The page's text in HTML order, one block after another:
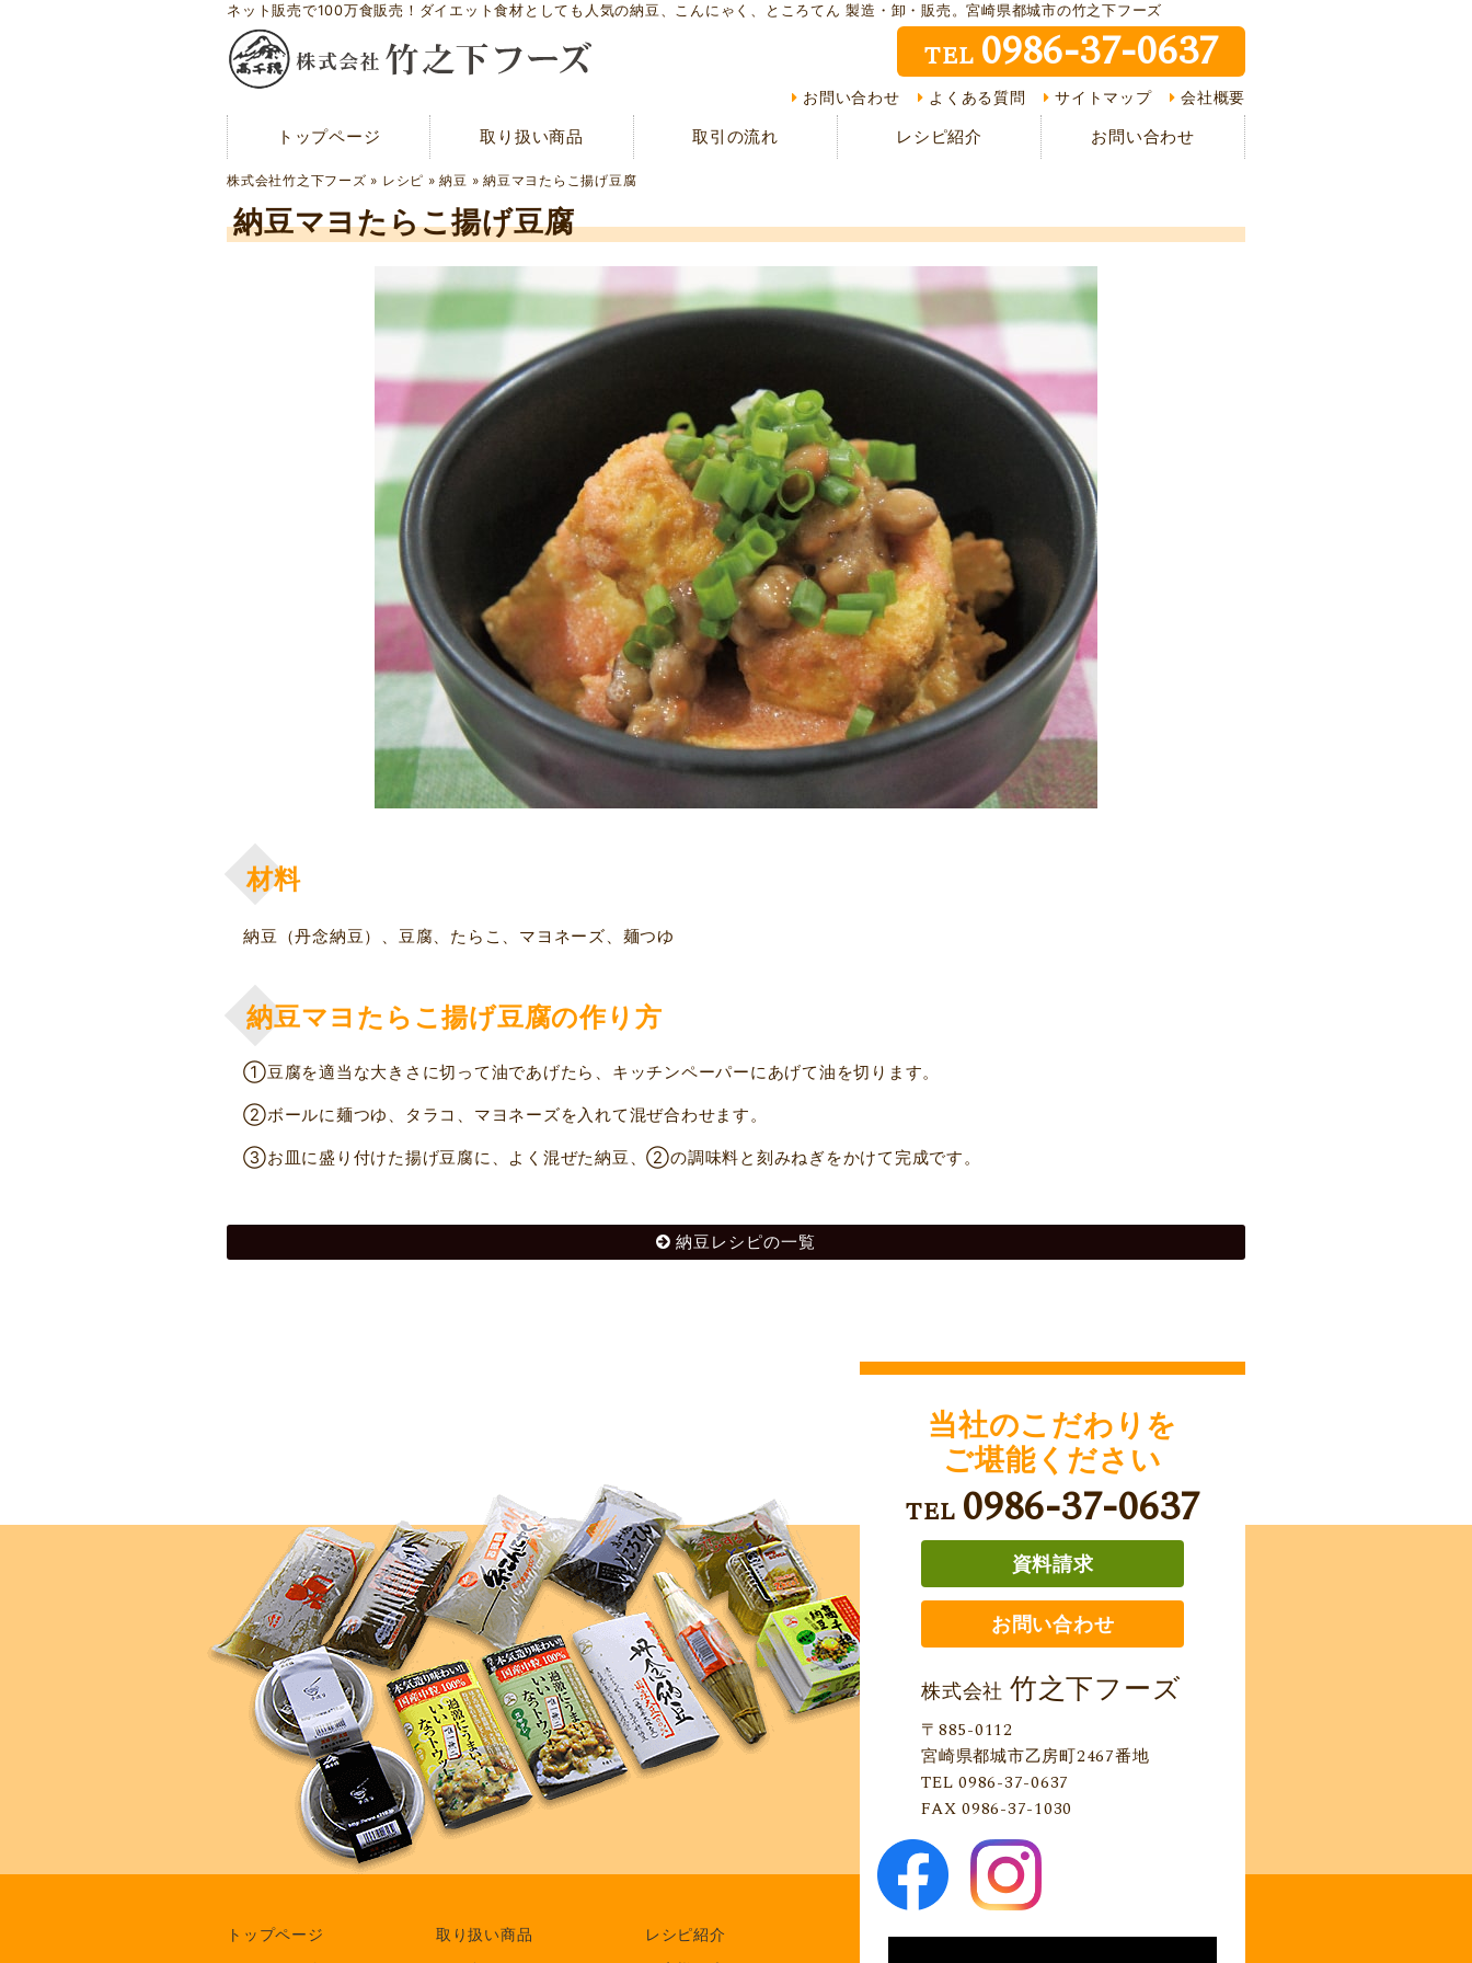
ネット販売で100万食販売！ダイエット食材としても人気の納豆、こんにゃく、ところてん 製造・卸・販売。宮崎県都城市の竹之下フーズ
TEL 0986-37-0637
お問い合わせ よくある質問 サイトマップ 会社概要
トップページ 取り扱い商品 取引の流れ レシピ紹介 お問い合わせ
株式会社竹之下フーズ » レシピ »納豆 » 納豆マヨたらこ揚げ豆腐
納豆マヨたらこ揚げ豆腐
材料
納豆（丹念納豆）、豆腐、たらこ、マヨネーズ、麺つゆ
納豆マヨたらこ揚げ豆腐の作り方
①豆腐を適当な大きさに切って油であげたら、キッチンペーパーにあげて油を切ります。
②ボールに麺つゆ、タラコ、マヨネーズを入れて混ぜ合わせます。
③お皿に盛り付けた揚げ豆腐に、よく混ぜた納豆、②の調味料と刻みねぎをかけて完成です。
納豆レシピの一覧
当社のこだわりを
ご堪能ください
TEL 0986-37-0637
資料請求
お問い合わせ
株式会社 竹之下フーズ
〒885-0112
宮崎県都城市乙房町2467番地
TEL 0986-37-0637
FAX 0986-37-1030
トップページ 取り扱い商品
レシピ紹介
トップページ レシピ紹介
メディア紹介 CMギャラリー お客様の声
会社概要 現在の取り組み 取引の流れ
担当者紹介 採用情報
サイトマップ プライバシーポリシー